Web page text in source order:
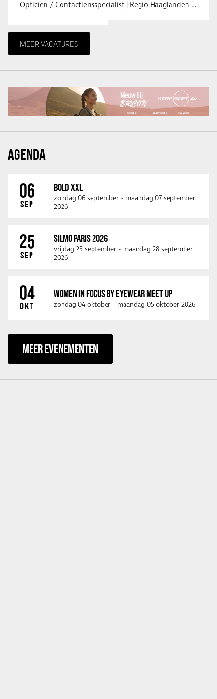
Opticien / Contactlensspecialist | Regio Haaglanden & Rotterdam Saludos uit …
MEER VACATURES
AGENDA
06
SEP
BOLD XXL
zondag 06 september - maandag 07 september
2026
25
SEP
SILMO PARIS 2026
vrijdag 25 september - maandag 28 september
2026
04
OKT
WOMEN IN FOCUS BY EYEWEAR MEET UP
zondag 04 oktober - maandag 05 oktober 2026
MEER EVENEMENTEN